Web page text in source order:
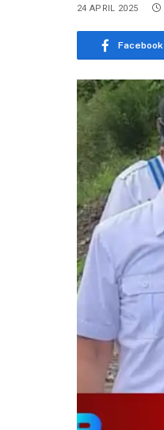
24 APRIL 2025
Facebook